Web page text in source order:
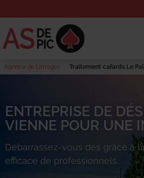
Agence de Limoges Traitement cafards Le
ENTREPRISE DE
VIENNE POUR UNE
Débarrassez-vous des grâce à
efficace de professionnels.